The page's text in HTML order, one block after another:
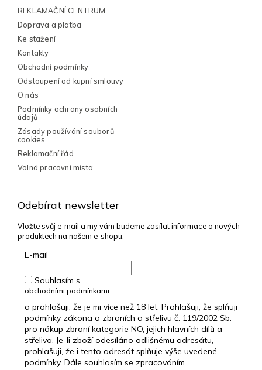
Odebírat newsletter
Vložte svůj e-mail a my vám budeme zasílat informace o nových
produktech na našem e-shopu.
E-mail
Souhlasím s
obchodními podmínkami
a prohlašuji, že je mi více než 18 let. Prohlašuji, že splňuji
podmínky zákona o zbraních a střelivu č. 119/2002 Sb.
pro nákup zbraní kategorie NO, jejich hlavních dílů a
střeliva. Je-li zboží odesíláno odlišnému adresátu,
prohlašuji, že i tento adresát splňuje výše uvedené
podmínky. Dále souhlasím se zpracováním
REKLAMAČNÍ CENTRUM
Doprava a platba
Ke stažení
Kontakty
Obchodní podmínky
Odstoupení od kupní smlouvy
O nás
Podmínky ochrany osobních
údajů
Zásady používání souborů
cookies
Reklamační řád
Volná pracovní místa